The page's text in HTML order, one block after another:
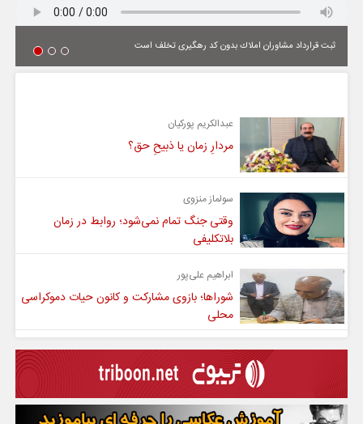
ثبت قرارداد مشاوران املاك بدون كد رهگیری تخلف است
عبدالکریم پورکیان
مردارِ زمان یا ذبیحِ حق؟
سولماز منزوی
وقتی جنگ تمام نمی‌شود؛ روابط در زمان
بلاتکلیفی
ابراهیم علی‌پور
شوراها؛ بازوی مشارکت و کانون حیات دموکراسی
محلی